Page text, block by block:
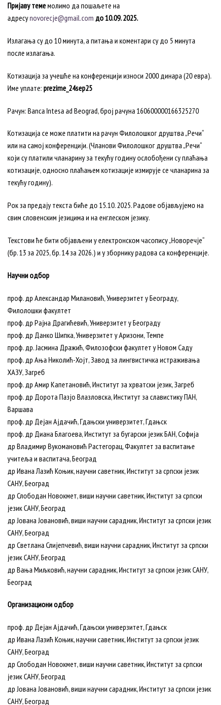
Пријаву темемолимо да пошаљете на
адресуnovorecje@gmail.com до 10.09. 2025.
Излагања су до 10 минута, а питања и коментари су до 5 минута
после излагања.
Котизација за учешће на конференцији износи 2000 динара (20 евра).
Име уплате: prezime _24sep25
Рачун: Banca Intesa ad Beograd, број рачуна 160600000166325270
Котизација се може платити на рачун Филолошког друштва „Речи“
или на самој конференцији. (Чланови Филолошког друштва „Речи“
који су платили чланарину за текућу годину ослобођени су плаћања
котизације, односно плаћањем котизације измирује се чланарина за
текућу годину).
Рок за предају текста биће до 15.10. 2025. Радове објављујемо на
свим словенским језицима и на енглеском језику.
Текстови ће бити објављени у електронском часопису „Новоречје“
(бр. 13 за 2025, бр. 14 за 2026.) и у зборнику радова са конференције.
Научни одбор
проф. др Александар Милановић, Универзитет у Београду,
Филолошки факултет
проф. др Рајна Драгићевић, Универзитет у Београду
проф. др Данко Шипка, Универзитет у Аризони, Темпе
проф. др. Јасмина Дражић, Филозофски факултет у Новом Саду
проф. др Ања Николић-Хојт, Завод за лингвистичка истраживања
ХАЗУ, Загреб
проф. др Амир Капетановић, Институт за хрватски језик, Загреб
проф. др Дорота Пазјо Влазловска, Институт за славистику ПАН,
Варшава
проф. др Дејан Ајдачић, Гдањски универзитет, Гдањск
проф. др Диана Благоева, Институт за бугарски језик БАН, Софија
др Владимир Вукомановић Растегорац, Факултет за васпитање
учитеља и васпитача, Београд
др Ивана Лазић Коњик, научни саветник, Институт за српски језик
САНУ, Београд
др Слободан Новокмет, виши научни саветник, Институт за српски
језик САНУ, Београд
др Јована Јовановић, виши научни сарадник, Институт за српски језик
САНУ, Београд
др Светлана Слијепчевић, виши научни сарадник, Институт за српски
језик САНУ, Београд
др Вања Миљковић, научни сарадник, Институт за српски језик САНУ,
Београд
Организациони одбор
проф. др Дејан Ајдачић, Гдањски универзитет, Гдањск
др Ивана Лазић Коњик, научни саветник, Институт за српски језик
САНУ, Београд
др Слободан Новокмет, виши научни саветник, Институт за српски
језик САНУ, Београд
др Јована Јовановић, виши научни сарадник, Институт за српски језик
САНУ, Београд